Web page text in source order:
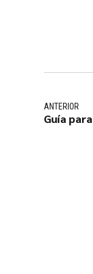
ANTERIOR
Guía